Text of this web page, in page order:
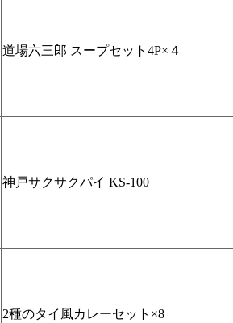
道場六三郎 スープセット4P×４
神戸サクサクパイ KS-100
2種のタイ風カレーセット×8